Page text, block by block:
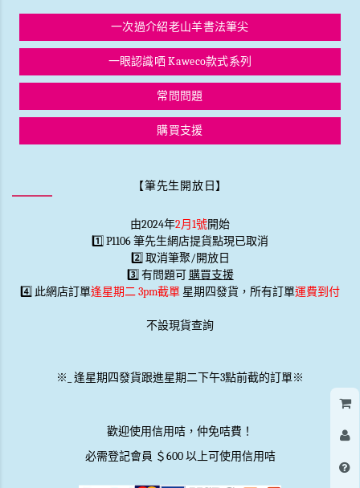
一次過介紹老山羊書法筆尖
一眼認識哂 Kaweco款式系列
常問問題
購買支援
【筆先生開放日】
由2024年2月1號開始
1️⃣ P1106 筆先生網店提貨點現已取消
2️⃣ 取消筆聚/開放日
3️⃣ 有問題可 購買支援
4️⃣ 此網店訂單逢星期二 3pm截單 星期四發貨，所有訂單運費到付
不設現貨查詢
※ 逢星期四發貨跟進星期二下午3點前截的訂單※
歡迎使用信用咭，仲免咭費！
必需登記會員 ＄600 以上可使用信用咭